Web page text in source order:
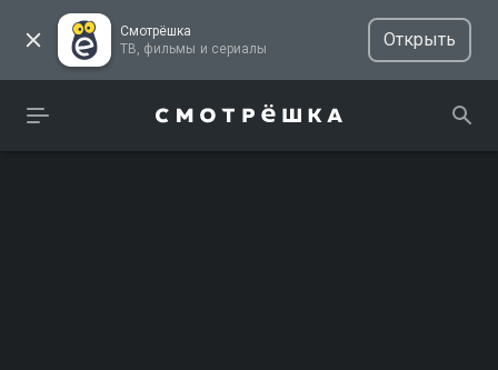
Смотрёшка
ТВ, фильмы и сериалы
Открыть